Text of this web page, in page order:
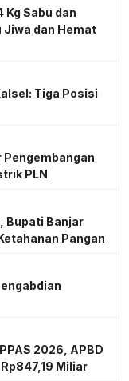
Kg Sabu dan
Jiwa dan Hemat
Tiga Posisi
Pengembangan
PLN
Bupati Banjar
Pangan
2026, APBD
Miliar